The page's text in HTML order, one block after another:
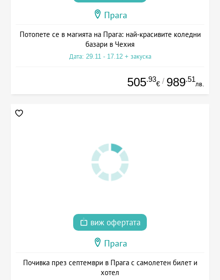
Прага
Потопете се в магията на Прага: най-красивите коледни
базари в Чехия
Дата: 29.11 - 17.12 + закуска
505.93
€ / 989.51
лв.
виж офертата
Прага
Почивка през септември в Прага с самолетен билет и
хотел